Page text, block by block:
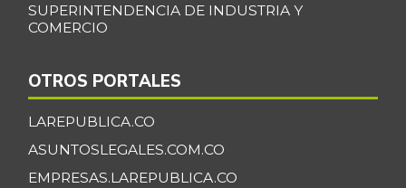
SUPERINTENDENCIA DE INDUSTRIA Y
COMERCIO
OTROS PORTALES
LAREPUBLICA.CO
ASUNTOSLEGALES.COM.CO
EMPRESAS.LAREPUBLICA.CO